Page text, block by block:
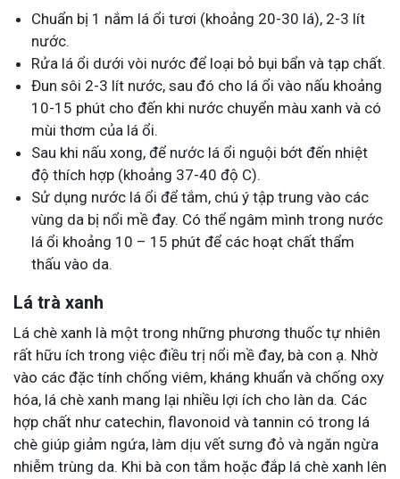
Chuẩn bị 1 nắm lá ổi tươi (khoảng 20-30 lá), 2-3 lít
nước.
Rửa lá ổi dưới vòi nước để loại bỏ bụi bẩn và tạp chất.
Đun sôi 2-3 lít nước, sau đó cho lá ổi vào nấu khoảng
10-15 phút cho đến khi nước chuyển màu xanh và có
mùi thơm của lá ổi.
Sau khi nấu xong, để nước lá ổi nguội bớt đến nhiệt
độ thích hợp (khoảng 37-40 độ C).
Sử dụng nước lá ổi để tắm, chú ý tập trung vào các
vùng da bị nổi mề đay. Có thể ngâm mình trong nước
lá ổi khoảng 10 – 15 phút để các hoạt chất thẩm
thấu vào da.
Lá trà xanh
Lá chè xanh là một trong những phương thuốc tự nhiên
rất hữu ích trong việc điều trị nổi mề đay, bà con ạ. Nhờ
vào các đặc tính chống viêm, kháng khuẩn và chống oxy
hóa, lá chè xanh mang lại nhiều lợi ích cho làn da. Các
hợp chất như catechin, flavonoid và tannin có trong lá
chè giúp giảm ngứa, làm dịu vết sưng đỏ và ngăn ngừa
nhiễm trùng da. Khi bà con tắm hoặc đắp lá chè xanh lên